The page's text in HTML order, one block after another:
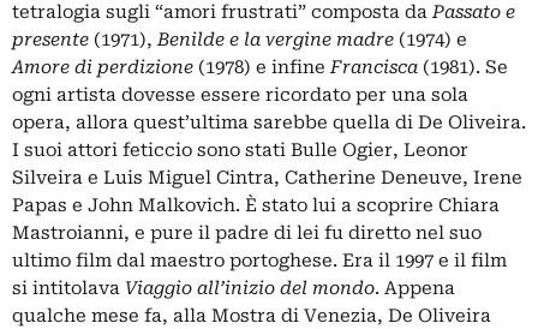
tetralogia sugli “amori frustrati” composta daPassato e
presente (1971),Benilde e la vergine madre (1974) e
Amore di perdizione (1978) e infineFrancisca (1981). Se
ogni artista dovesse essere ricordato per una sola
opera, allora quest’ultima sarebbe quella di De Oliveira.
I suoi attori feticcio sono stati Bulle Ogier, Leonor
Silveira e Luis Miguel Cintra, Catherine Deneuve, Irene
Papas e John Malkovich. È stato lui a scoprire Chiara
Mastroianni, e pure il padre di lei fu diretto nel suo
ultimo film dal maestro portoghese. Era il 1997 e il film
si intitolava Viaggio all’inizio del mondo. Appena
qualche mese fa, alla Mostra di Venezia, De Oliveira